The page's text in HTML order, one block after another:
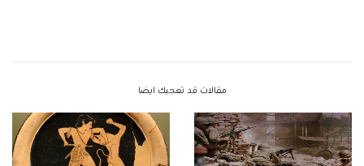
مقالات قد تعجبك ايضا